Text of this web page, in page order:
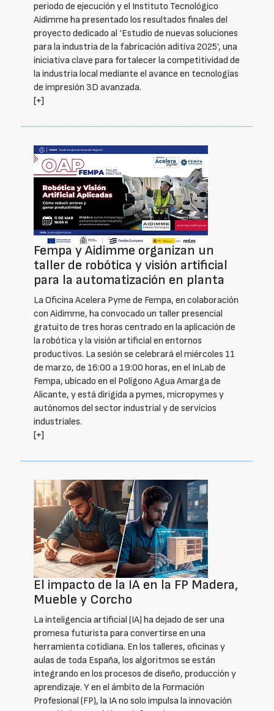
periodo de ejecución y el Instituto Tecnológico
Aidimme ha presentado los resultados finales del
proyecto dedicado al ‘Estudio de nuevas soluciones
para la industria de la fabricación aditiva 2025’, una
iniciativa clave para fortalecer la competitividad de
la industria local mediante el avance en tecnologías
de impresión 3D avanzada.
[+]
Fempa y Aidimme organizan un
taller de robótica y visión artificial
para la automatización en planta
La Oficina Acelera Pyme de Fempa, en colaboración
con Aidimme, ha convocado un taller presencial
gratuito de tres horas centrado en la aplicación de
la robótica y la visión artificial en entornos
productivos. La sesión se celebrará el miércoles 11
de marzo, de 16:00 a 19:00 horas, en el InLab de
Fempa, ubicado en el Polígono Agua Amarga de
Alicante, y está dirigida a pymes, micropymes y
autónomos del sector industrial y de servicios
industriales.
[+]
El impacto de la IA en la FP Madera,
Mueble y Corcho
La inteligencia artificial (IA) ha dejado de ser una
promesa futurista para convertirse en una
herramienta cotidiana. En los talleres, oficinas y
aulas de toda España, los algoritmos se están
integrando en los procesos de diseño, producción y
aprendizaje. Y en el ámbito de la Formación
Profesional (FP), la IA no solo impulsa la innovación